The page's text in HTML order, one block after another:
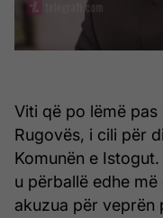
Viti që po lëmë pas
Rugovës, i cili për
Komunën e
u përballë edhe
akuzua për veprën